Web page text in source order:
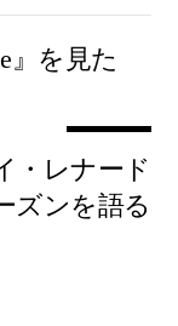
』を見た
・レナード
ズンを語る